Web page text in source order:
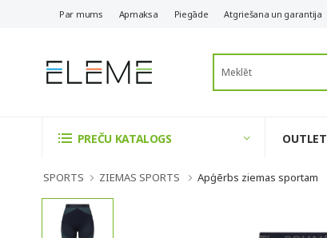
Par mums Apmaksa Piegāde Atgriešana un garantija
PREČU KATALOGS OUTLET
SPORTS ZIEMAS SPORTS Apģērbs ziemas sportam